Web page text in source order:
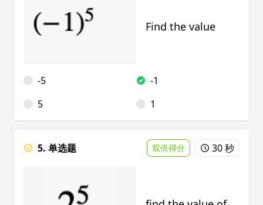
Find the value
-5
-1
5
1
5. 单选题 双倍得分 30 秒